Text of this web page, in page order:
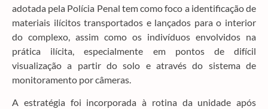
adotada pela Polícia Penal tem como foco a identificação de
materiais ilícitos transportados e lançados para o interior
do complexo, assim como os indivíduos envolvidos na
prática ilícita, especialmente em pontos de difícil
visualização a partir do solo e através do sistema de
monitoramento por câmeras.
A estratégia foi incorporada à rotina da unidade após